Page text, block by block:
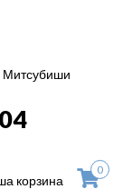
корзина
0